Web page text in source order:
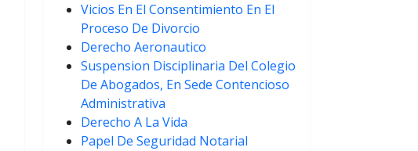
Vicios En El Consentimiento En El
Proceso De Divorcio
Derecho Aeronautico
Suspension Disciplinaria Del Colegio
De Abogados, En Sede Contencioso
Administrativa
Derecho A La Vida
Papel De Seguridad Notarial